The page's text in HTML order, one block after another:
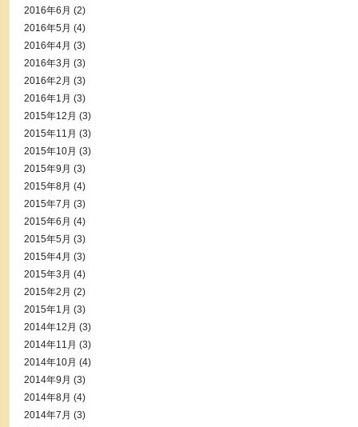
2016年6月 (2)
2016年5月 (4)
2016年4月 (3)
2016年3月 (3)
2016年2月 (3)
2016年1月 (3)
2015年12月 (3)
2015年11月 (3)
2015年10月 (3)
2015年9月 (3)
2015年8月 (4)
2015年7月 (3)
2015年6月 (4)
2015年5月 (3)
2015年4月 (3)
2015年3月 (4)
2015年2月 (2)
2015年1月 (3)
2014年12月 (3)
2014年11月 (3)
2014年10月 (4)
2014年9月 (3)
2014年8月 (4)
2014年7月 (3)